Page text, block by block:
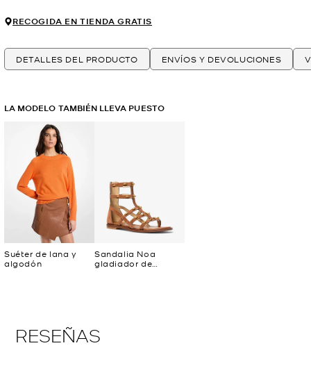
RECOGIDA EN TIENDA GRATIS
DETALLES DEL PRODUCTO ENVÍOS Y DEVOLUCIONES
LA MODELO TAMBIÉN LLEVA PUESTO
Suéter de lana y
algodón
Sandalia Noa
gladiador de